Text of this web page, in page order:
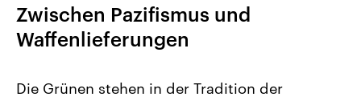
Zwischen Pazifismus und
Waffenlieferungen
Die Grünen stehen in der Tradition der